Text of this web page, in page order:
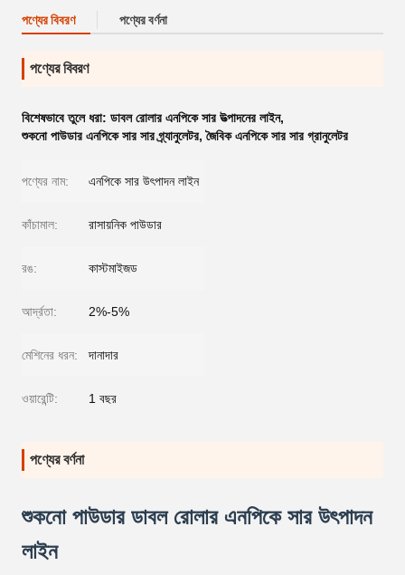
পণ্যের বিবরণ পণ্যের বর্ণনা
পণ্যের বিবরণ
বিশেষভাবে তুলে ধরা: ডাবল রোলার এনপিকে সার উত্পাদনের লাইন,
শুকনো পাউডার এনপিকে সার সার গ্র্যানুলেটর,জৈবিক এনপিকে সার সার গ্রানুলেটর
পণ্যের নাম: এনপিকে সার উৎপাদন লাইন
কাঁচামাল: রাসায়নিক পাউডার
রঙ: কাস্টমাইজড
আর্দ্রতা: 2%-5%
মেশিনের ধরন: দানাদার
ওয়ারেন্টি: 1 বছর
পণ্যের বর্ণনা
শুকনো পাউডার ডাবল রোলার এনপিকে সার উৎপাদন
লাইন